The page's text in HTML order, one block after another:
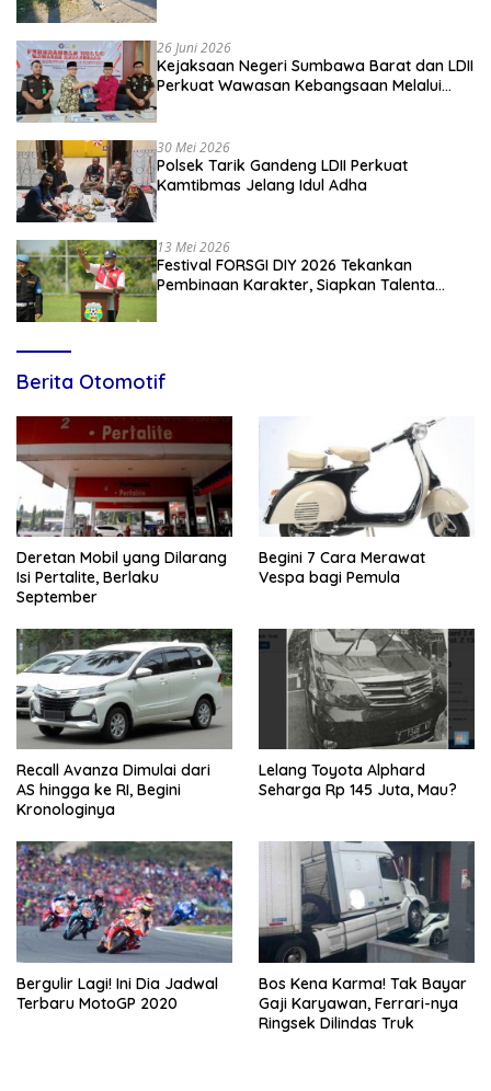
26 Juni 2026
Kejaksaan Negeri Sumbawa Barat dan LDII
Perkuat Wawasan Kebangsaan Melalui
30 Mei 2026
Polsek Tarik Gandeng LDII Perkuat
Kamtibmas Jelang Idul Adha
13 Mei 2026
Festival FORSGI DIY 2026 Tekankan
Pembinaan Karakter, Siapkan Talenta
Berita Otomotif
Deretan Mobil yang Dilarang
Isi Pertalite, Berlaku
September
Begini 7 Cara Merawat
Vespa bagi Pemula
Recall Avanza Dimulai dari
AS hingga ke RI, Begini
Kronologinya
Lelang Toyota Alphard
Seharga Rp 145 Juta, Mau?
Bergulir Lagi! Ini Dia Jadwal
Terbaru MotoGP 2020
Bos Kena Karma! Tak Bayar
Gaji Karyawan, Ferrari-nya
Ringsek Dilindas Truk